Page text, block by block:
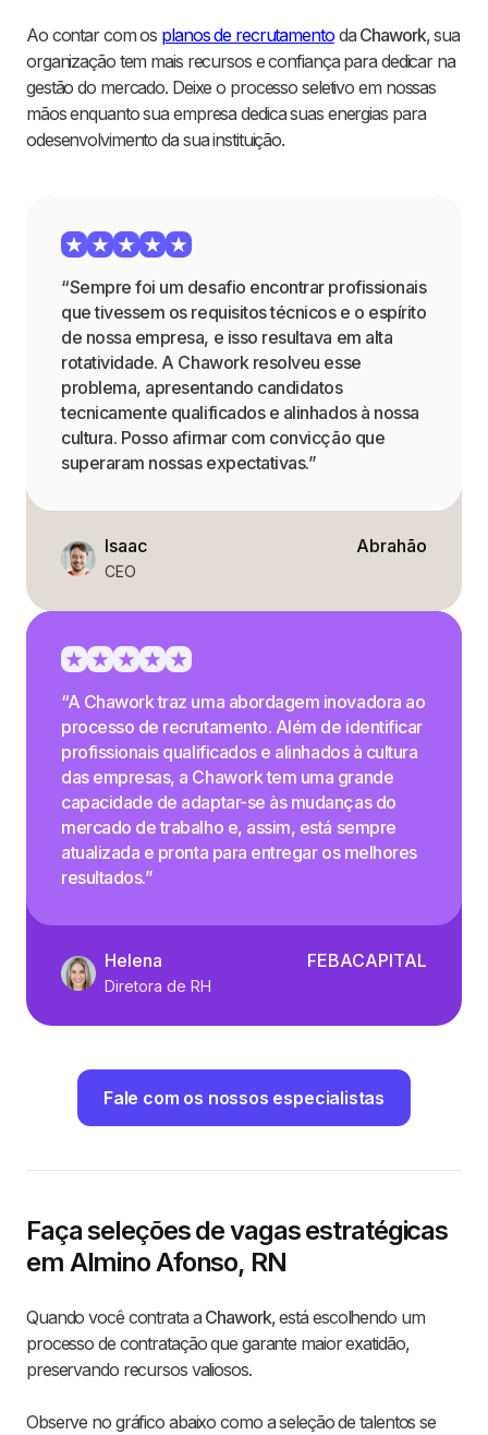
Ao contar com os planos de recrutamentoda Chawork, sua
organização tem mais recursos e confiança para dedicar na
gestão do mercado. Deixe o processo seletivo em nossas
mãos enquanto sua empresa dedica suas energias para
odesenvolvimento da sua instituição.
“Sempre foi um desafio encontrar profissionais
que tivessem os requisitos técnicos e o espírito
de nossa empresa, e isso resultava em alta
rotatividade. A Chawork resolveu esse
problema, apresentando candidatos
tecnicamente qualificados e alinhados à nossa
cultura. Posso afirmar com convicção que
superaram nossas expectativas.”
Isaac
CEO
Abrahão
“A Chawork traz uma abordagem inovadora ao
processo de recrutamento. Além de identificar
profissionais qualificados e alinhados à cultura
das empresas, a Chawork tem uma grande
capacidade de adaptar-se às mudanças do
mercado de trabalho e, assim, está sempre
atualizada e pronta para entregar os melhores
resultados.”
Helena
Diretora de RH
FEBACAPITAL
Fale com os nossos especialistas
Faça seleções de vagas estratégicas
em Almino Afonso, RN
Quando você contrata a Chawork, está escolhendo um
processo de contratação que garante maior exatidão,
preservando recursos valiosos.
Observe no gráfico abaixo como a seleção de talentos se